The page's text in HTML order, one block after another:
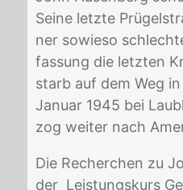
Sei­ne letz­te
ner so­wie­so
fas­sung die letz­ten
starb auf dem Weg
Ja­nu­ar 1945 bei
zog wei­ter nach
Die Re­cher­chen zu
der Leis­tungs­kurs